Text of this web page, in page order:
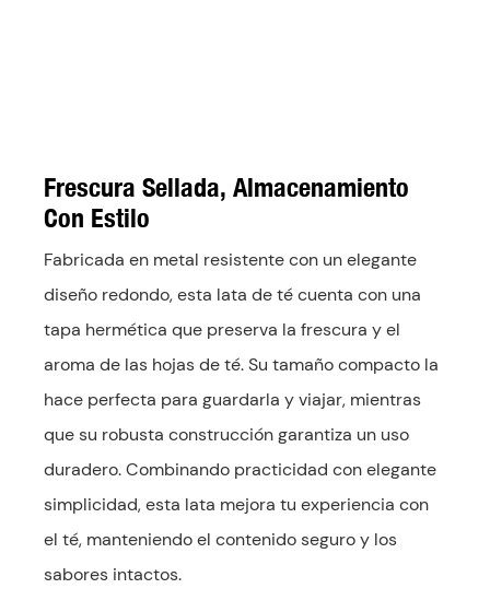
Frescura Sellada, Almacenamiento
Con Estilo
Fabricada en metal resistente con un elegante
diseño redondo, esta lata de té cuenta con una
tapa hermética que preserva la frescura y el
aroma de las hojas de té. Su tamaño compacto la
hace perfecta para guardarla y viajar, mientras
que su robusta construcción garantiza un uso
duradero. Combinando practicidad con elegante
simplicidad, esta lata mejora tu experiencia con
el té, manteniendo el contenido seguro y los
sabores intactos.